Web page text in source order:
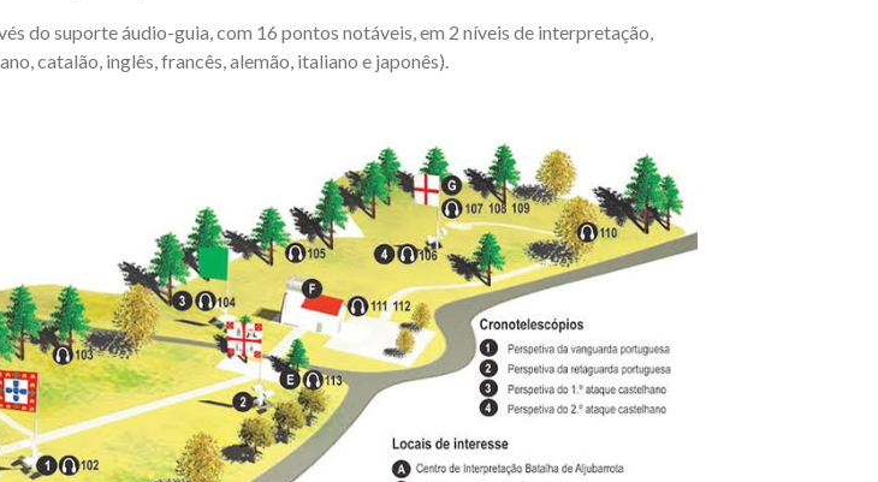
do suporte áudio-guia, com 16 pontos notáveis, em 2 níveis de interpretação,
catalão, inglês, francês, alemão, italiano e japonês).